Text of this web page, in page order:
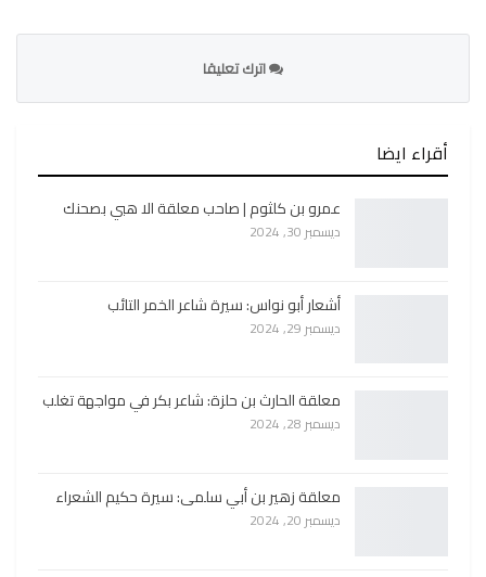
اترك تعليقا
أقراء ايضا
عمرو بن كلثوم | صاحب معلقة الا هبي بصحنك
ديسمبر 30, 2024
أشعار أبو نواس: سيرة شاعر الخمر التائب
ديسمبر 29, 2024
معلقة الحارث بن حلزة: شاعر بكر في مواجهة تغلب
ديسمبر 28, 2024
معلقة زهير بن أبي سلمى: سيرة حكيم الشعراء
ديسمبر 20, 2024